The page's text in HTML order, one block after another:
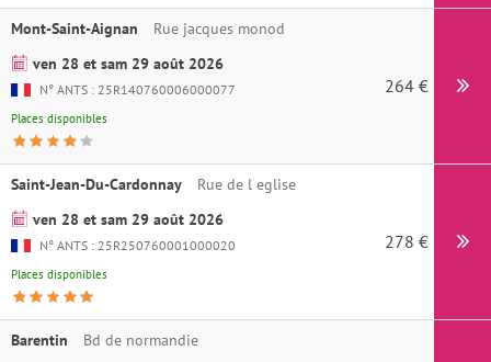
Mont-Saint-Aignan
Rue jacques monod
ven 28 et sam 29 août 2026
N° ANTS : 25R140760006000077
Places disponibles
264 €
Saint-Jean-Du-Cardonnay
Rue de l eglise
ven 28 et sam 29 août 2026
N° ANTS : 25R250760001000020
Places disponibles
278 €
Barentin
Bd de normandie